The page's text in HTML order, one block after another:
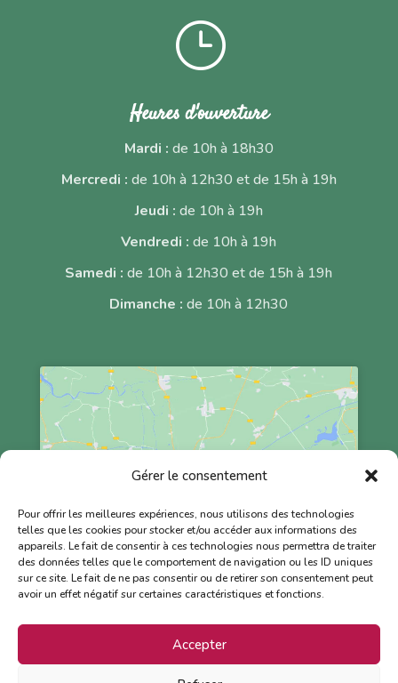
Gérer le consentement
Pour offrir les meilleures expériences, nous utilisons des technologies
telles que les cookies pour stocker et/ou accéder aux informations des
appareils. Le fait de consentir à ces technologies nous permettra de traiter
des données telles que le comportement de navigation ou les ID uniques
sur ce site. Le fait de ne pas consentir ou de retirer son consentement peut
avoir un effet négatif sur certaines caractéristiques et fonctions.
Accepter
}
Heures d'ouverture
Mardi : de 10h à 18h30
Mercredi : de 10h à 12h30 et de 15h à 19h
Jeudi : de 10h à 19h
Vendredi :de 10h à 19h
Samedi : de 10h à 12h30 et de 15h à 19h
Dimanche : de 10h à 12h30
Cliquez pour accepter les cookies
Politique de confidentialité